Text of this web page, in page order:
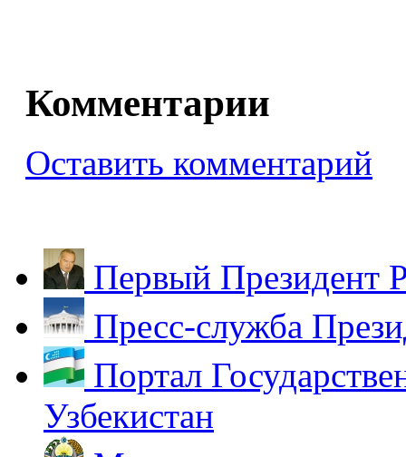
Комментарии
Оставить комментарий
Первый Президент
Пресс-служба
Портал
Узбекистан